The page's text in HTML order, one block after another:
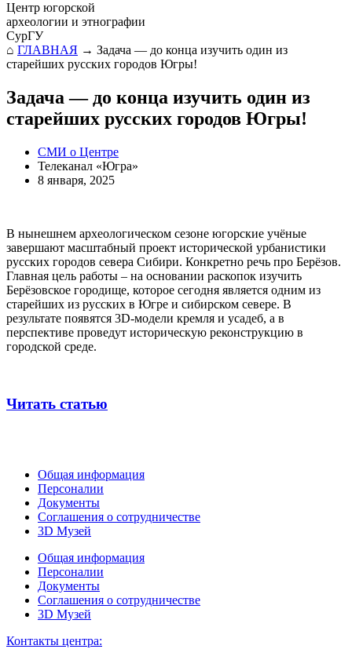
Центр югорской
археологии и этнографии
СурГУ
⌂ ГЛАВНАЯ → Задача — до конца изучить один из
старейших русских городов Югры!
Задача — до конца изучить один из
старейших русских городов Югры!
СМИ о Центре
Телеканал «Югра»
8 января, 2025
В нынешнем археологическом сезоне югорские учёные
завершают масштабный проект исторической урбанистики
русских городов севера Сибири. Конкретно речь про Берёзов.
Главная цель работы – на основании раскопок изучить
Берёзовское городище, которое сегодня является одним из
старейших из русских в Югре и сибирском севере. В
результате появятся 3D-модели кремля и усадеб, а в
перспективе проведут историческую реконструкцию в
городской среде.
Читать статью
Общая информация
Персоналии
Документы
Соглашения о сотрудничестве
3D Музей
Общая информация
Персоналии
Документы
Соглашения о сотрудничестве
3D Музей
Контакты центра: